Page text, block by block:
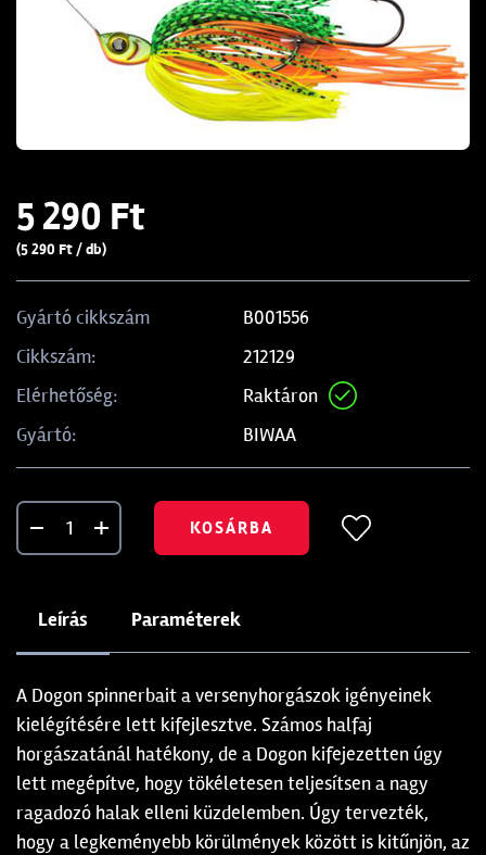
5 290 Ft
(5 290 Ft / db)
Gyártó cikkszám
B001556
Cikkszám:
212129
Elérhetőség:
Raktáron
Gyártó:
BIWAA
KOSÁRBA
Leírás Paraméterek
A Dogon spinnerbait a versenyhorgászok igényeinek
kielégítésére lett kifejlesztve. Számos halfaj
horgászatánál hatékony, de a Dogon kifejezetten úgy
lett megépítve, hogy tökéletesen teljesítsen a nagy
ragadozó halak elleni küzdelemben. Úgy tervezték,
hogy a legkeményebb körülmények között is kitűnjön, az